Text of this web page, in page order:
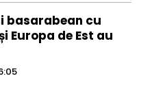
basarabean cu
Europa de Est au